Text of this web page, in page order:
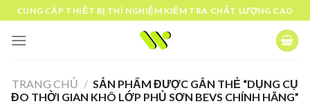
Skip
to
content
CUNG CẤP THIẾT BỊ THÍ NGHIỆM KIỂM TRA CHẤT LƯỢNG CAO
TRANG CHỦ / SẢN PHẨM ĐƯỢC GẮN THẺ “DỤNG CỤ
ĐO THỜI GIAN KHÔ LỚP PHỦ SƠN BEVS CHÍNH HÃNG”